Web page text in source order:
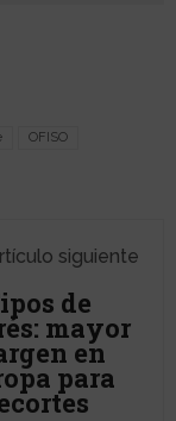
OFISO
siguiente
de
mayor
en
para